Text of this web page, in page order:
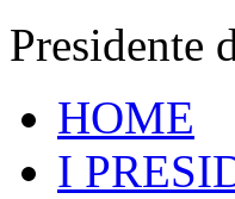
Presidente
HOME
I